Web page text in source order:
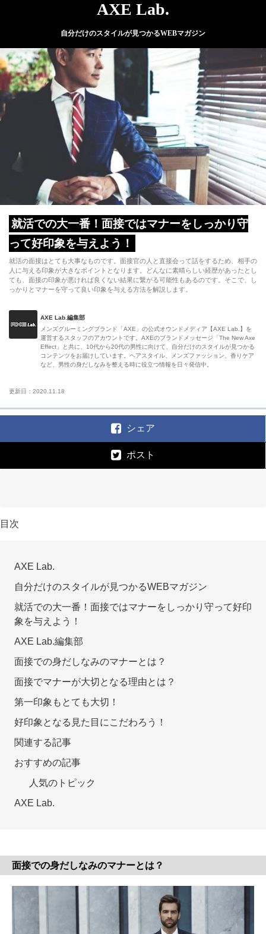
AXE Lab.
自分だけのスタイルが見つかるWEBマガジン
就活での大一番！面接ではマナーをしっかり守
って好印象を与えよう！
就活の面接はとても大事なものです。面接官の人と直接会って話をするため、相手の
人に与える印象が大きなポイントとなります。どんなに素晴らしい経歴があったとし
ても、面接の印象が悪ければ良くない結果に繋がる可能性もあるのです。そこで、し
っかりとマナーを守って良い印象を与える方法を解説します。
AXE Lab.編集部
メンズグルーミングブランド「AXE」の公式オウンドメディア【AXE Lab.】を
運営するスタッフのアカウントです。AXEのブランドメッセージ「The New Axe
Effect」と共に、10代から20代の男性に向けて、自分だけのスタイルが見つかる
コンテンツをお届けしています。ヘアスタイル、メンズファッション、香りケア
など、男性の身だしなみを整える時に役立つ情報を日々発信中。
更新日：2020.11.18
シェア
ポスト
目次
AXE Lab.
自分だけのスタイルが見つかるWEBマガジン
就活での大一番！面接ではマナーをしっかり守って好印
象を与えよう！
AXE Lab.編集部
面接での身だしなみのマナーとは？
面接でマナーが大切となる理由とは？
第一印象もとても大切！
好印象となる見た目にこだわろう！
関連する記事
おすすめの記事
人気のトピック
AXE Lab.
面接での身だしなみのマナーとは？